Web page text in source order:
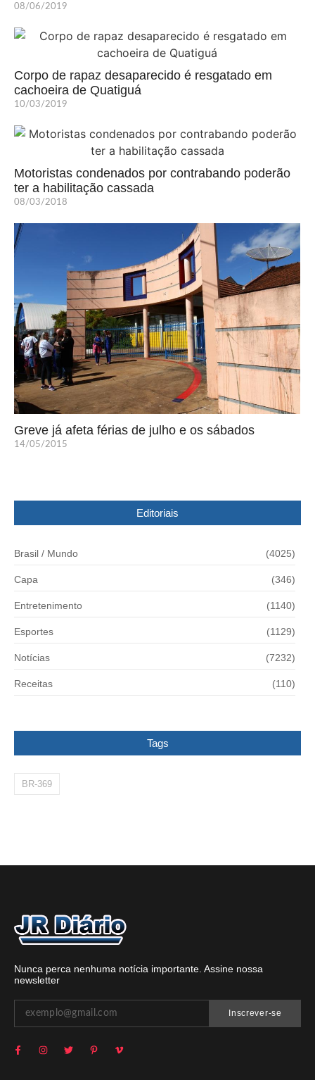
08/06/2019
Corpo de rapaz desaparecido é resgatado em
cachoeira de Quatiguá
10/03/2019
Motoristas condenados por contrabando poderão
ter a habilitação cassada
08/03/2018
Greve já afeta férias de julho e os sábados
14/05/2015
Editoriais
Brasil / Mundo (4025)
Capa (346)
Entretenimento (1140)
Esportes (1129)
Notícias (7232)
Receitas (110)
Tags
BR-369
Nunca perca nenhuma notícia importante. Assine nossa
newsletter
Inscrever-se